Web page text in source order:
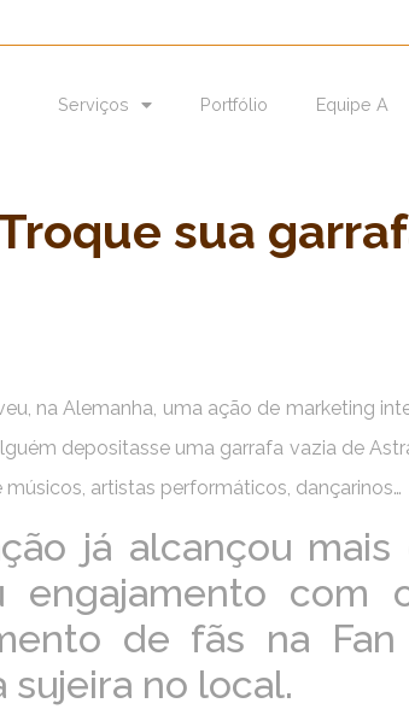
Serviços Portfólio Equipe A
sua
na Alemanha, uma ação de marketing
depositasse uma garrafa vazia de
artistas performáticos, dançarinos…
já alcançou mais
engajamento com
de fãs na Fan
sujeira no local.